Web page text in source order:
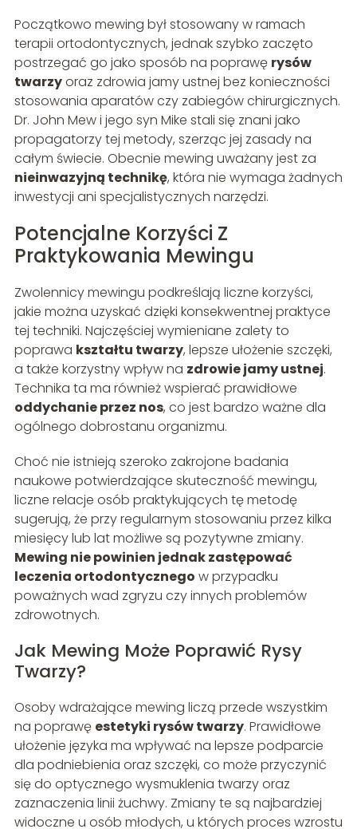
Początkowo mewing był stosowany w ramach
terapii ortodontycznych, jednak szybko zaczęto
postrzegać go jako sposób na poprawę rysów
twarzyoraz zdrowia jamy ustnej bez konieczności
stosowania aparatów czy zabiegów chirurgicznych.
Dr. John Mew i jego syn Mike stali się znani jako
propagatorzy tej metody, szerząc jej zasady na
całym świecie. Obecnie mewing uważany jest za
nieinwazyjną technikę, która nie wymaga żadnych
inwestycji ani specjalistycznych narzędzi.
Potencjalne Korzyści Z
Praktykowania Mewingu
Zwolennicy mewingu podkreślają liczne korzyści,
jakie można uzyskać dzięki konsekwentnej praktyce
tej techniki. Najczęściej wymieniane zalety to
poprawa kształtu twarzy, lepsze ułożenie szczęki,
a także korzystny wpływ na zdrowie jamy ustnej.
Technika ta ma również wspierać prawidłowe
oddychanie przez nos, co jest bardzo ważne dla
ogólnego dobrostanu organizmu.
Choć nie istnieją szeroko zakrojone badania
naukowe potwierdzające skuteczność mewingu,
liczne relacje osób praktykujących tę metodę
sugerują, że przy regularnym stosowaniu przez kilka
miesięcy lub lat możliwe są pozytywne zmiany.
Mewing nie powinien jednak zastępować
leczenia ortodontycznego w przypadku
poważnych wad zgryzu czy innych problemów
zdrowotnych.
Jak Mewing Może Poprawić Rysy
Twarzy?
Osoby wdrażające mewing liczą przede wszystkim
na poprawę estetyki rysów twarzy. Prawidłowe
ułożenie języka ma wpływać na lepsze podparcie
dla podniebienia oraz szczęki, co może przyczynić
się do optycznego wysmuklenia twarzy oraz
zaznaczenia linii żuchwy. Zmiany te są najbardziej
widoczne u osób młodych, u których proces wzrostu